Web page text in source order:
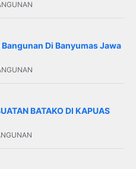
Di Banyumas Jawa
BATAKO DI KAPUAS